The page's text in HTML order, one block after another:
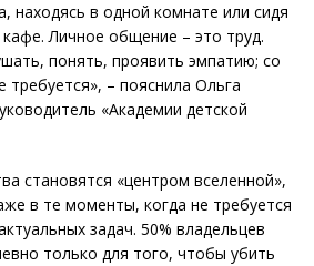
находясь в одной комнате или сидя
Личное общение – это труд.
понять, проявить эмпатию; со
– пояснила Ольга
«Академии детской
становятся «центром вселенной»,
в те моменты, когда не требуется
задач. 50% владельцев
только для того, чтобы убить